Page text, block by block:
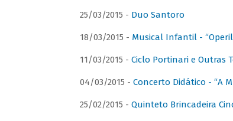
25/03/2015 - Duo Santoro
18/03/2015 - Musical Infantil -
11/03/2015 - Ciclo Portinari e Outras
04/03/2015 - Concerto Didático - “A
25/02/2015 - Quinteto Brincadeira